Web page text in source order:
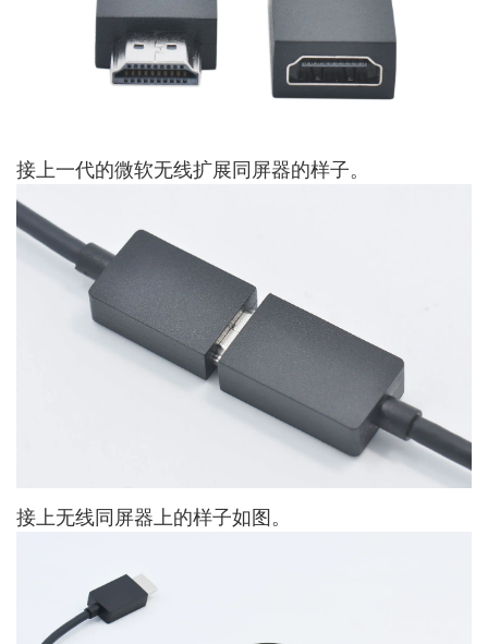
接上一代的微软无线扩展同屏器的样子。
接上无线同屏器上的样子如图。